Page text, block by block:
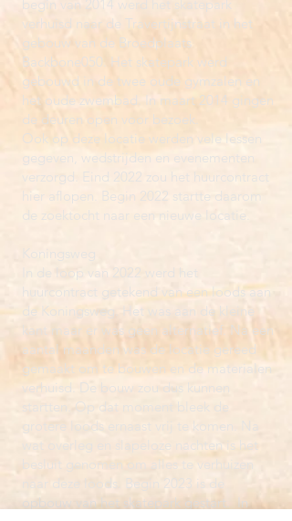
begin van 2014 werd het skatepark
verhuisd naar de Travertijnstraat in het
gebouw van de Broedplaats
Backbone050. Het skatepark werd
gebouwd in de twee oude gymzalen en
het oude zwembad. In maart 2014 gingen
de deuren open voor bezoek.
Ook op deze locatie werden vele lessen
gegeven, wedstrijden en evenementen
verzorgd. Eind 2022 zou het huurcontract
hier aflopen. Begin 2022 startte daarom
de zoektocht naar een nieuwe locatie.
Koningsweg
In de loop van 2022 werd het
huurcontract getekend van een loods aan
de Koningsweg. Het was aan de kleine
kant maar er was geen alternatief. Na een
aantal maanden was de locatie gereed
gemaakt om te bouwen en de materialen
verhuisd. De bouw zou dus kunnen
startten. Op dat moment bleek de
grotere loods ernaast vrij te komen. Na
wat overleg en slapeloze nachten is het
besluit genomen om alles te verhuizen
naar deze loods. Begin 2023 is de
opbouw van het skatepark gestart. In